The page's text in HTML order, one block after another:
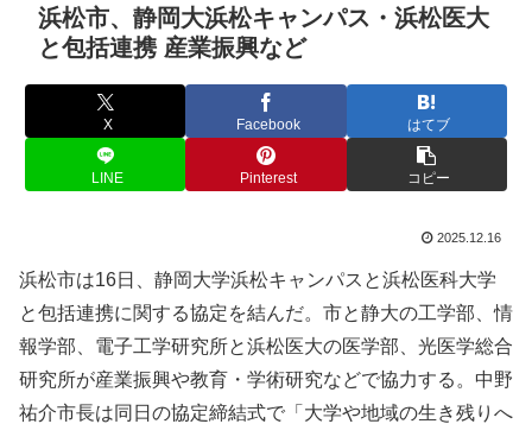
浜松市、静岡大浜松キャンパス・浜松医大
と包括連携 産業振興など
X Facebook はてブ
LINE Pinterest コピー
2025.12.16
浜松市は16日、静岡大学浜松キャンパスと浜松医科大学
と包括連携に関する協定を結んだ。市と静大の工学部、情
報学部、電子工学研究所と浜松医大の医学部、光医学総合
研究所が産業振興や教育・学術研究などで協力する。中野
祐介市長は同日の協定締結式で「大学や地域の生き残りへ